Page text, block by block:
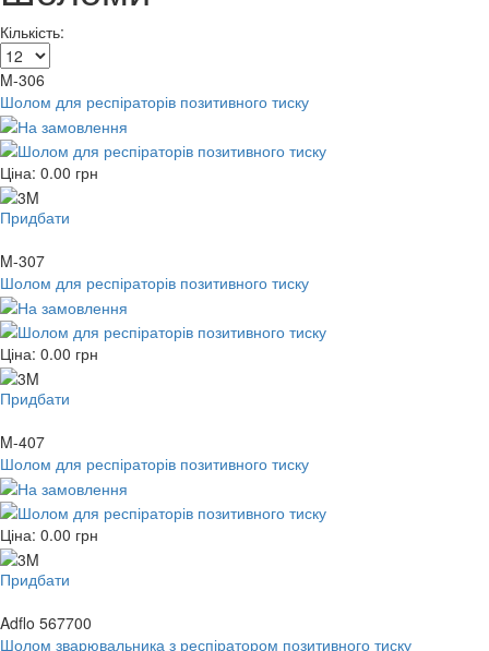
Кількість:
M-306
Шолом для респіраторів позитивного тиску
Ціна: 0.00 грн
Придбати
M-307
Шолом для респіраторів позитивного тиску
Ціна: 0.00 грн
Придбати
M-407
Шолом для респіраторів позитивного тиску
Ціна: 0.00 грн
Придбати
Adflo 567700
Шолом зварювальника з респіратором позитивного тиску